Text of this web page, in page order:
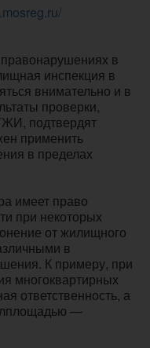
в
инспекция в
внимательно и в
проверки,
подтвердят
применить
в пределах
имеет право
при некоторых
от жилищного
в
К примеру, при
многоквартирных
ответственность, а
—